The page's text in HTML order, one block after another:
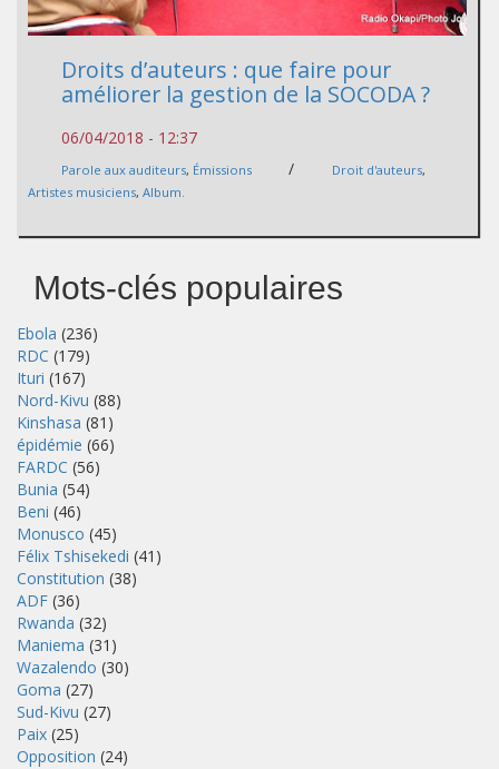
Droits d’auteurs : que faire pour
améliorer la gestion de la SOCODA ?
06/04/2018 - 12:37
Parole aux auditeurs, Émissions / Droit d'auteurs,
Artistes musiciens, Album.
Mots-clés populaires
Ebola (236)
RDC (179)
Ituri (167)
Nord-Kivu (88)
Kinshasa (81)
épidémie (66)
FARDC (56)
Bunia (54)
Beni (46)
Monusco (45)
Félix Tshisekedi (41)
Constitution (38)
ADF (36)
Rwanda (32)
Maniema (31)
Wazalendo (30)
Goma (27)
Sud-Kivu (27)
Paix (25)
Opposition (24)